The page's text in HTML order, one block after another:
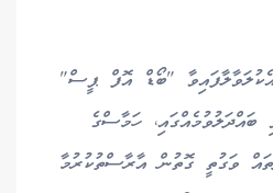
"ބޯޑް އޮފް ޕީސް"
ހަމާސްގެ
ވަގުތީ ގޮތުން އާރާސްތުކުރުމާ